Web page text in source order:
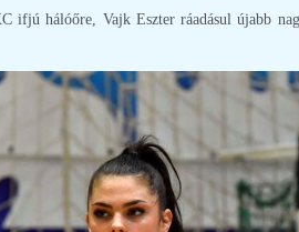
ifjú hálóőre, Vajk Eszter ráadásul újabb